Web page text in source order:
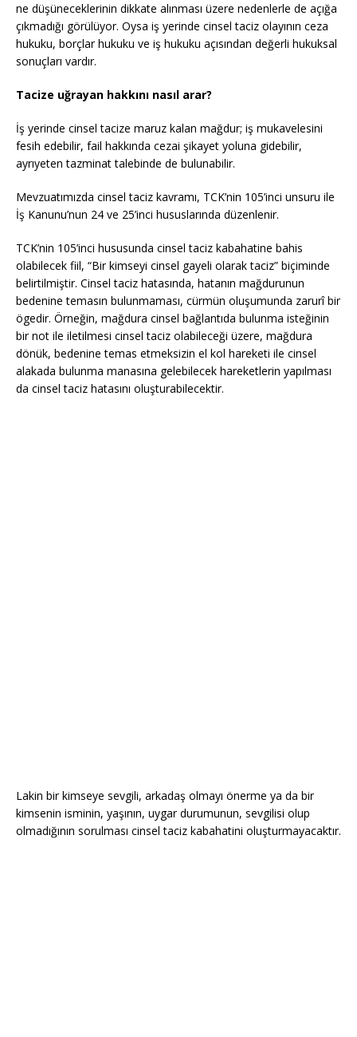
ne düşüneceklerinin dikkate alınması üzere nedenlerle de açığa
çıkmadığı görülüyor. Oysa iş yerinde cinsel taciz olayının ceza
hukuku, borçlar hukuku ve iş hukuku açısından değerli hukuksal
sonuçları vardır.
Tacize uğrayan hakkını nasıl arar?
İş yerinde cinsel tacize maruz kalan mağdur; iş mukavelesini
fesih edebilir, fail hakkında cezai şikayet yoluna gidebilir,
ayrıyeten tazminat talebinde de bulunabilir.
Mevzuatımızda cinsel taciz kavramı, TCK’nin 105’inci unsuru ile
İş Kanunu’nun 24 ve 25’inci hususlarında düzenlenir.
TCK’nin 105’inci hususunda cinsel taciz kabahatine bahis
olabilecek fiil, “Bir kimseyi cinsel gayeli olarak taciz” biçiminde
belirtilmiştir. Cinsel taciz hatasında, hatanın mağdurunun
bedenine temasın bulunmaması, cürmün oluşumunda zarurî bir
ögedir. Örneğin, mağdura cinsel bağlantıda bulunma isteğinin
bir not ile iletilmesi cinsel taciz olabileceği üzere, mağdura
dönük, bedenine temas etmeksizin el kol hareketi ile cinsel
alakada bulunma manasına gelebilecek hareketlerin yapılması
da cinsel taciz hatasını oluşturabilecektir.
Lakin bir kimseye sevgili, arkadaş olmayı önerme ya da bir
kimsenin isminin, yaşının, uygar durumunun, sevgilisi olup
olmadığının sorulması cinsel taciz kabahatini oluşturmayacaktır.